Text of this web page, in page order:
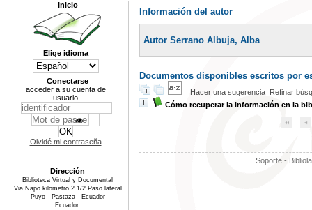
Información del autor
Autor Serrano Albuja, Alba
Documentos disponibles escritos por
Hacer una sugerencia Refinar
Cómo recuperar la información en la
Soporte -
Inicio
Elige idioma
Conectarse
acceder a su cuenta de
usuario
Olvidé mi contraseña
Dirección
Biblioteca Virtual y Documental
Via Napo kilometro 2 1/2 Paso lateral
Puyo - Pastaza - Ecuador
Ecuador